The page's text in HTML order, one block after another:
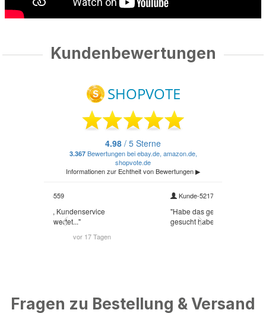
Kundenbewertungen
Fragen zu Bestellung & Versand